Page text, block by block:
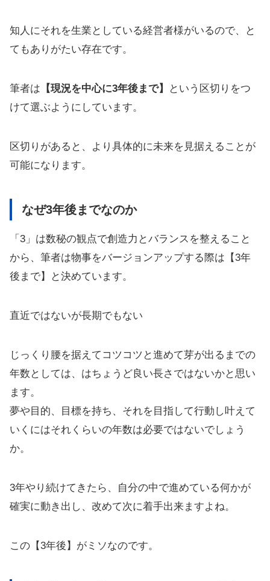
知人にそれを生業としている経営者様がいるので、と
てもありがたい存在です。
筆者は 【現況を中心に3年後まで】
という区切りをつ
けて選ぶようにしています。
区切りがあると、より具体的に未来を見据えることが
可能になります。
なぜ3年後までなのか
「3」は数秘の観点で創造力とバランスを整えること
から、筆者は物事をバージョンアップする際は【3年
後まで】と決めています。
直近ではないが長期でもない
じっくり腰を据えてコツコツと進めて芽が出るまでの
年数としては、はちょうど良い長さではないかと思い
ます。
夢や目的、目標を持ち、それを目指して行動し叶えて
いくにはそれくらいの年数は必要ではないでしょう
か。
3年やり続けてきたら、自分の中で進めている何かが
確実に動き出し、改めて次に着手出来ますよね。
この【3年後】がミソなのです。